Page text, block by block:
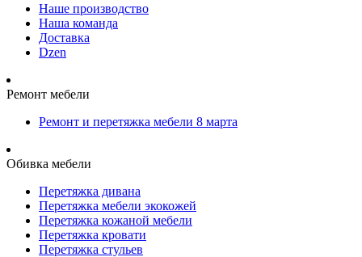
Наше производство
Наша команда
Доставка
Dzen
Ремонт мебели
Ремонт и перетяжка мебели 8 марта
Обивка мебели
Перетяжка дивана
Перетяжка мебели экокожей
Перетяжка кожаной мебели
Перетяжка кровати
Перетяжка стульев